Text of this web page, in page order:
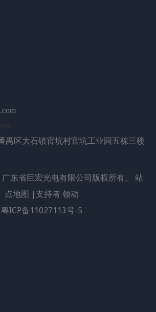
灯珠手电筒汽车灯高亮白光7070白光
WGBL-PF
T8A-DZ 英文.pdf
禺区大石镇官坑村官坑工业园五栋三楼
广东省巨宏光电有限公司版权所有。 站
点地图 |支持者 领动
粤ICP备11027113号-5